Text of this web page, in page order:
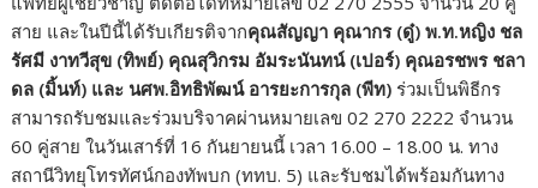
สาย และในปีนี้ได้รับเกียรติจากคุณสัญญา คุณากร (ดู๋) พ.ท.หญิง ชล
รัศมี งาทวีสุข (ทิพย์) คุณสุวิกรม อัมระนันทน์ (เปอร์) คุณอรชพร ชลา
ดล (มิ้นท์) และ นศพ.อิทธิพัฒน์ อารยะการกุล (พีท) ร่วมเป็นพิธีกร
สามารถรับชมและร่วมบริจาคผ่านหมายเลข 02 270 2222 จำนวน
60 คู่สาย ในวันเสาร์ที่ 16 กันยายนนี้ เวลา 16.00 – 18.00 น. ทาง
สถานีวิทยุโทรทัศน์กองทัพบก (ททบ. 5) และรับชมได้พร้อมกันทาง